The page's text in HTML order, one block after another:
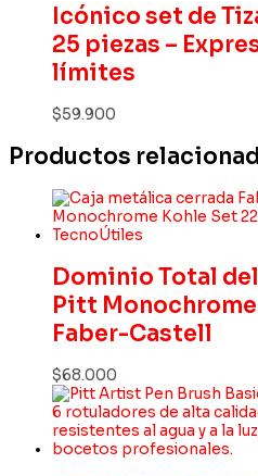
Icónico set de
25 piezas –
límites
$59.900
Productos
Dominio Total
Pitt Monochrome
Faber-Castell
$68.000